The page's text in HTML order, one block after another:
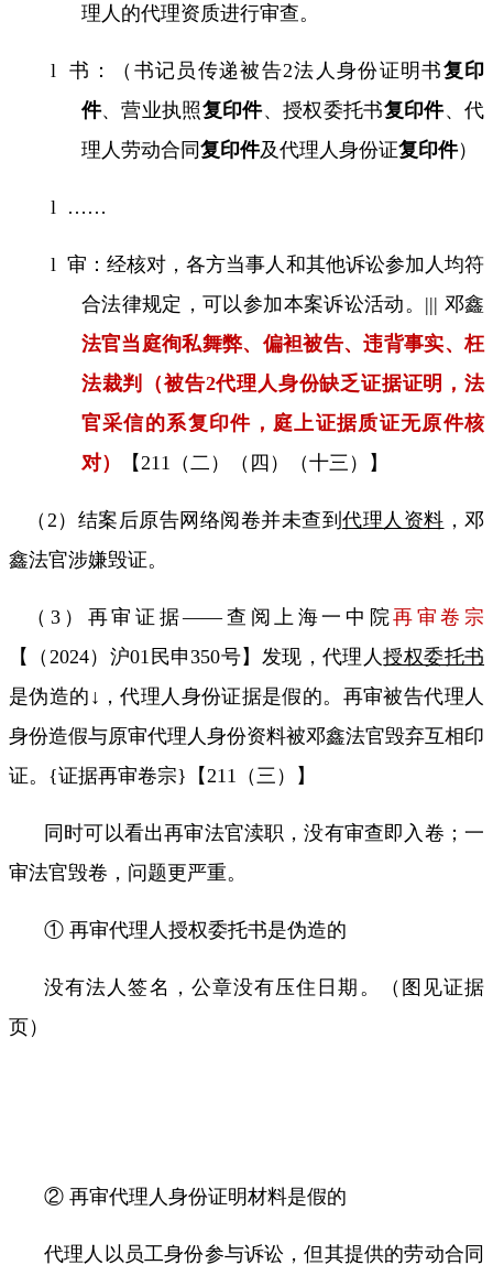
理人的代理资质进行审查。
l 书：（书记员传递被告2法人身份证明书复印
件、营业执照复印件、授权委托书复印件、代
理人劳动合同复印件及代理人身份证复印件）
l ……
l 审：经核对，各方当事人和其他诉讼参加人 均符
合法律规定 ，可以参加本案诉讼活动。 ||| 邓鑫
法官当庭徇私舞弊、偏袒被告、违背事实、枉
法裁判（被告2代理人身份缺乏证据证明，法
官采信的系复印件，庭上证据质证无原件核
对）
【 211 （二）（四）（十三）】
（ 2 ）结案后原告网络阅卷并未查到 代理人资料 ，邓
鑫法官涉嫌毁证。
（ 3）再审证据——查阅上海一中院再审卷宗
【（ 2024）沪01 民申350号】 发现，代理人授权委托书
是伪造的↓，代理人身份证据是假的。再审被告代理人
身份造假与原审代理人身份资料被邓鑫法官毁弃互相印
证。 {证据再审卷宗} 【 211 （三）】
同时可以看出再审法官渎职，没有审查即入卷；一
审法官毁卷，问题更严重。
① 再审代理人授权委托书是伪造的
没有法人签名，公章没有压住日期。（图见证据
页）
② 再审代理人身份证明材料是假的
代理人以员工身份参与诉讼，但其提供的劳动合同